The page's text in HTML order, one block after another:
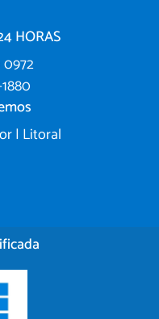
HORAS
| Litoral